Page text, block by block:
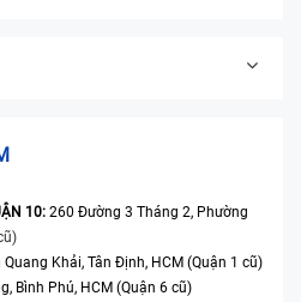
10: 260 Đường 3 Tháng 2, Phường
Khải, Tân Định, HCM (Quận 1 cũ)
Bình Phú, HCM (Quận 6 cũ)